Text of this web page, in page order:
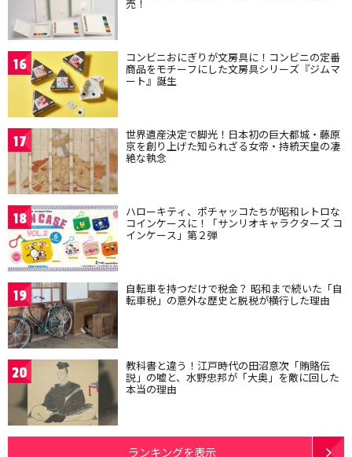
売！
16 コンビニおにぎりが文房具に！コンビニの定番
商品をモチーフにした文房具シリーズ『ジムマ
ート』誕生
17 世界遺産決定で脚光！日本初の巨大都城・藤原
京を創り上げた知られざる女帝・持統天皇の凄
絶な執念
18 ハローキティ、ポチャッコたちが昭和レトロな
コインケースに！「サンリオキャラクターズ コ
インケース」第２弾
19 自転車を持つだけで税金？ 昭和まで続いた「自
転車税」の意外な歴史と脱税が横行した理由
20 教科書と違う！江戸時代の田沼意次「賄賂伝
説」の嘘と、水野忠邦が「大奥」を敵に回した
本当の理由
ランキングを表示